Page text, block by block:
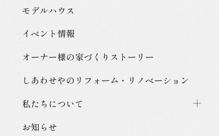
モデルハウス
イベント情報
オーナー様の家づくり ストーリー
しあわせやのリフォーム・ リノベーション
私たちについて
お知らせ